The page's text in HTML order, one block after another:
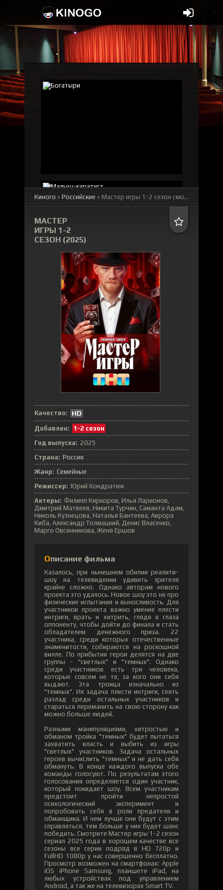
Киного » Российские » Мастер игры 1-2 сезон смотреть онлайн бесплатно
МАСТЕР
ИГРЫ 1-2
СЕЗОН (2025)
Качество:
HD
Добавлен: 1-2 сезон
Год выпуска: 2025
Страна: Россия
Жанр: Семейные
Режиссер: Юрий Кондратюк
Актеры: Филипп Киркоров, Илья Ларионов,
Дмитрий Матвеев, Никита Турчин, Саманта Адам,
Николь Кузнецова, Наталья Бантеева, Аврора
Киба, Александр Толмацкий, Денис Власенко,
Марго Овсянникова, Женя Ершов
Описание фильма
Казалось, при нынешнем обилии реалити-
шоу на телевидении удивить зрителя
крайне сложно. Однако авторам нового
проекта это удалось. Новое шоу это не про
физические испытания и выносливость. Для
участников проекта важно умение плести
интриги, врать и хитрить, глядя в глаза
оппоненту, чтобы дойти до финала и стать
обладателем денежного приза. 22
участника, среди которых отечественные
знаменитости, собираются на роскошной
вилле. По прибытии герои делятся на две
группы - "светлых" и "темных". Однако
среди участников есть три человека,
которые совсем не те, за кого они себя
выдают. Эта троица изначально из
"темных". Их задача плести интриги, сеять
разлад среди остальных участников и
стараться переманить на свою сторону как
можно больше людей.
Разными манипуляциями, хитростью и
обманом тройка "темных" будет пытаться
захватить власть и выбить из игры
"светлых" участников. Задача остальных
героев вычислить "темных" и не дать себя
обмануть. В конце каждого выпуска обе
команды голосуют. По результатам этого
голосования определяется один участник,
который покидает шоу. Всем участникам
предстоит пройти непростой
психологический эксперимент и
попробовать себя в роли предателя и
обманщика. И чем лучше они будут с этим
справляться, тем больше у них будет шанс
победить. Смотрите Мастер игры 1-2 сезон
сериал 2025 года в хорошем качестве все
сезоны все серии подряд в HD 720p и
FullHD 1080p у нас совершенно бесплатно.
Просмотр возможен на смартфонах: Apple
iOS iPhone Samsung, планшете iPad, на
любых устройствах под управлением
Android, а так же на телевизорах Smart TV.